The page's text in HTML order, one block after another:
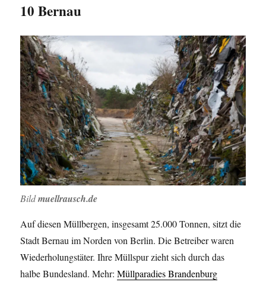
10 Bernau
Bildmuellrausch.de
Auf diesen Müllbergen, insgesamt 25.000 Tonnen, sitzt die
Stadt Bernau im Norden von Berlin. Die Betreiber waren
Wiederholungstäter. Ihre Müllspur zieht sich durch das
halbe Bundesland. Mehr:Müllparadies Brandenburg